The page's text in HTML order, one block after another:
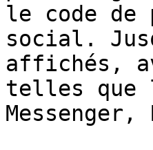
le code de
social.
affichés,
telles que